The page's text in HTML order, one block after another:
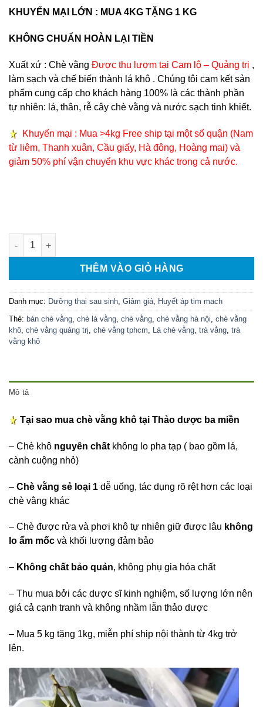
KHUYẾN MẠI LỚN : MUA 4KG TẶNG 1 KG
KHÔNG CHUẨN HOÀN LẠI TIỀN
Xuất xứ : Chè vằng Được thu lượm tại Cam lộ – Quảng trị ,
làm sạch và chế biến thành lá khô . Chúng tôi cam kết sản
phẩm cung cấp cho khách hàng 100% là các thành phần
tự nhiên: lá, thân, rễ cây chè vằng và nước sạch tinh khiết.
Khuyến mại : Mua >4kg Free ship tại một số quận (Nam
từ liêm, Thanh xuân, Cầu giấy, Hà đông, Hoàng mai) và
giảm 50% phí vận chuyển khu vực khác trong cả nước.
Chè vằng khô loại 1 - MUA 5KG TẶNG 1 KG số lượng
THÊM VÀO GIỎ HÀNG
Danh mục: Dưỡng thai sau sinh, Giảm giá, Huyết áp tim mach
Thẻ: bán chè vằng, chè lá vằng, chè vằng, chè vằng hà nội, chè vằng
khô, chè vằng quảng trị, chè vằng tphcm, Lá chè vằng, trà vằng, trà
vằng khô
Mô tả
Tại sao mua chè vằng khô tại Thảo dược ba miền
– Chè khô nguyên chất không lo pha tạp ( bao gồm lá,
cành cuộng nhỏ)
– Chè vằng sẻ loại 1 dễ uống, tác dụng rõ rệt hơn các loại
chè vằng khác
– Chè được rửa và phơi khô tự nhiên giữ được lâu không
lo ẩm mốc và khối lượng đảm bảo
– Không chất bảo quản, không phụ gia hóa chất
– Thu mua bởi các dược sĩ kinh nghiệm, số lượng lớn nên
giá cả cạnh tranh và không nhầm lẫn thảo dược
– Mua 5 kg tặng 1kg, miễn phí ship nội thành từ 4kg trở
lên.